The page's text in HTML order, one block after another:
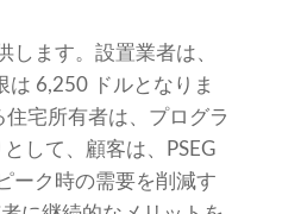
します。設置業者は、
6,250 ドルとなりま
宅所有者は、プログラ
して、顧客は、PSEG
ーク時の需要を削減す